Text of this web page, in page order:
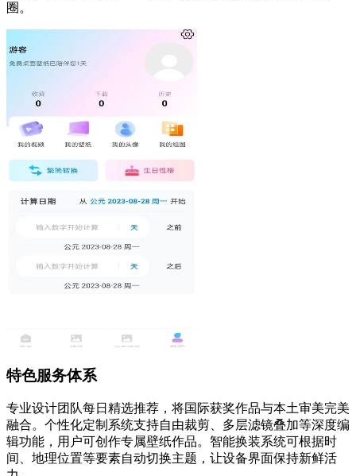
圈。
特色服务体系
专业设计团队每日精选推荐，将国际获奖作品与本土审美完美
融合。个性化定制系统支持自由裁剪、多层滤镜叠加等深度编
辑功能，用户可创作专属壁纸作品。智能换装系统可根据时
间、地理位置等要素自动切换主题，让设备界面保持新鲜活